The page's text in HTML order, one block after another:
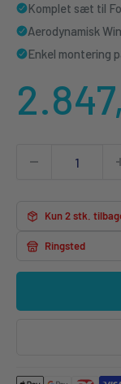
Komplet sæt til
Aerodynamisk
Enkel montering
Kun 2 stk.
Ringsted